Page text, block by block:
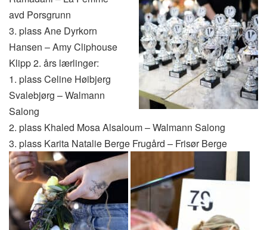
avd Porsgrunn
3. plass Ane Dyrkorn
Hansen – Amy Cliphouse
Klipp 2. års lærlinger:
1. plass Celine Høibjerg
Svalebjørg – Walmann
Salong
2. plass Khaled Mosa Alsaloum – Walmann Salong
3. plass Karita Natalie Berge Frugård – Frisør Berge